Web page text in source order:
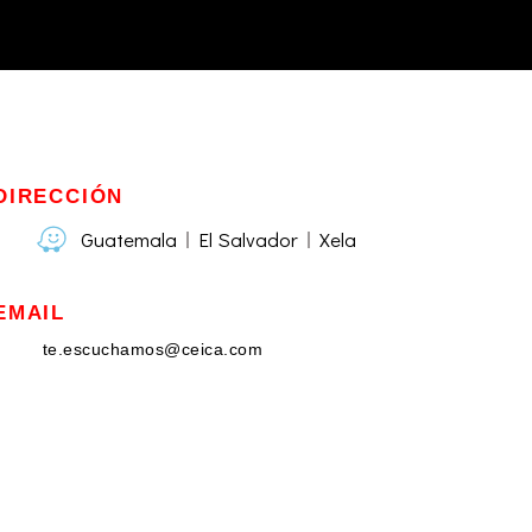
Guatemala El Salvador Xela
te.escuchamos@ceica.com